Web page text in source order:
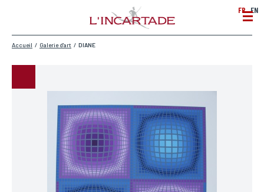
FR EN
Accueil / Galerie d'art / DIANE